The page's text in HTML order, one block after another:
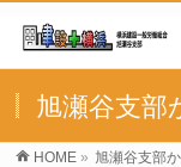
旭瀬谷支部
HOME » 旭瀬谷支部